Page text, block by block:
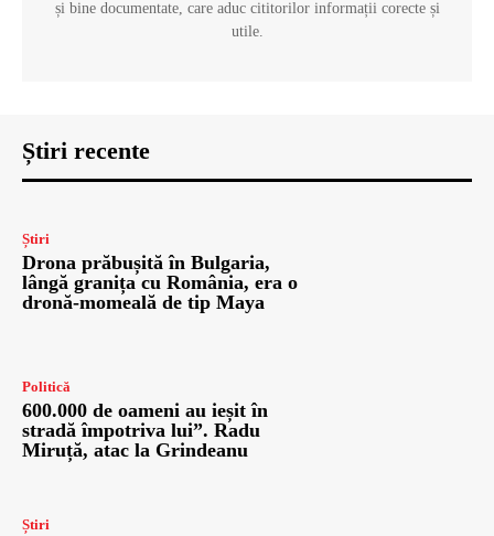
și bine documentate, care aduc cititorilor informații corecte și
utile.
Știri recente
Știri
Drona prăbușită în Bulgaria,
lângă granița cu România, era o
dronă-momeală de tip Maya
Politică
600.000 de oameni au ieșit în
stradă împotriva lui”. Radu
Miruță, atac la Grindeanu
Știri